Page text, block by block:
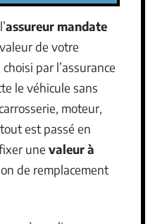
assureur mandate
de votre
par l’assurance
le véhicule sans
moteur,
est passé en
une valeur à
de remplacement